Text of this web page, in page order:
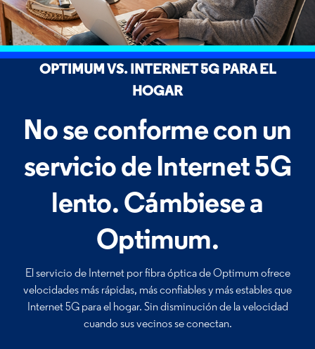
OPTIMUM VS. INTERNET 5G PARA EL
HOGAR
No se conforme con un
servicio de Internet 5G
lento. Cámbiese a
Optimum.
El servicio de Internet por fibra óptica de Optimum ofrece
velocidades más rápidas, más confiables y más estables que
Internet 5G para el hogar. Sin disminución de la velocidad
cuando susvecinos se conectan.